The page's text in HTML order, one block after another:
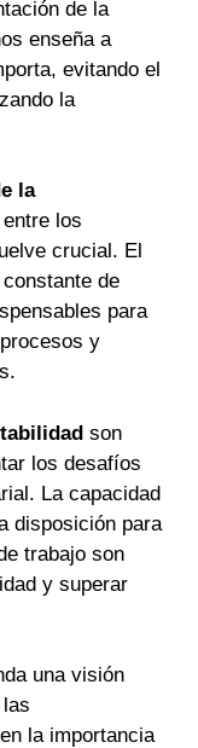
de la
enseña a
evitando el
la
la
entre los
crucial. El
de
para
y
son
los desafíos
La capacidad
disposición para
trabajo son
y superar
una visión
la importancia